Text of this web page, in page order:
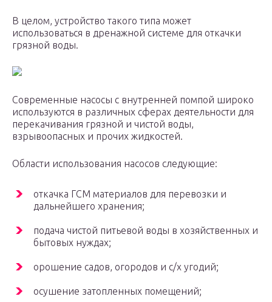
В целом, устройство такого типа может
использоваться в дренажной системе для откачки
грязной воды.
Современные насосы с внутренней помпой широко
используются в различных сферах деятельности для
перекачивания грязной и чистой воды,
взрывоопасных и прочих жидкостей.
Области использования насосов следующие:
откачка ГСМ материалов для перевозки и
дальнейшего хранения;
подача чистой питьевой воды в хозяйственных и
бытовых нуждах;
орошение садов, огородов и с/х угодий;
осушение затопленных помещений;